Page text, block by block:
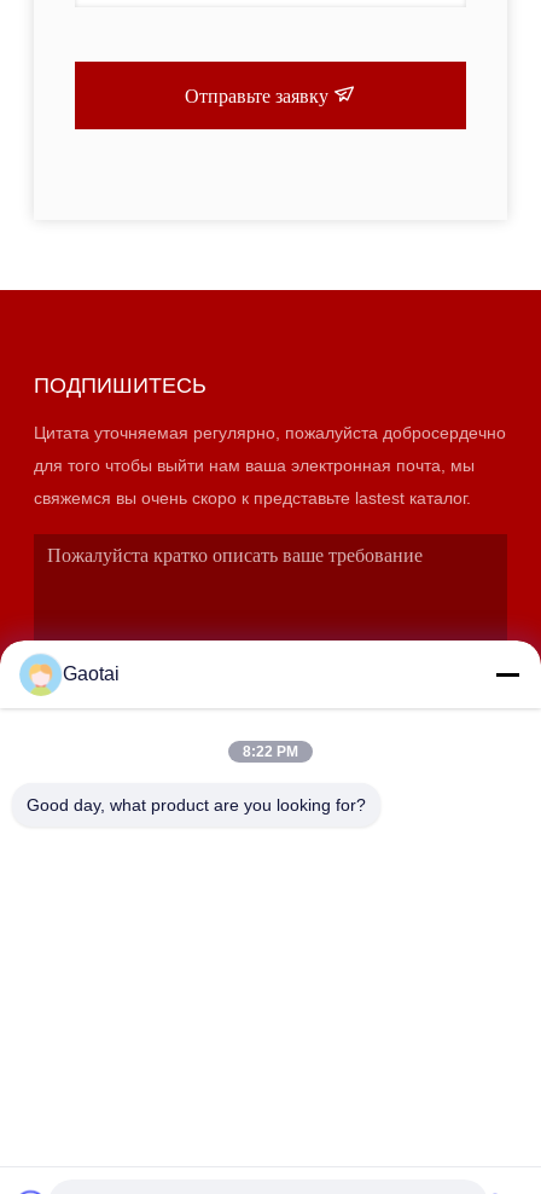
Отправьте заявку
ПОДПИШИТЕСЬ
Цитата уточняемая регулярно, пожалуйста добросердечно
для того чтобы выйти нам ваша электронная почта, мы
свяжемся вы очень скоро к представьте lastest каталог.
Gaotai
8:22 PM
Good day, what product are you looking for?